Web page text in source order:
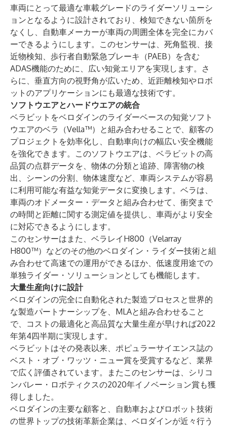
車両にとって最適な車載グレードのライダーソリューシ
ョンとなるように設計されており、検知できない箇所を
なくし、自動車メーカーが車両の周囲全体を完全にカバ
ーできるようにします。このセンサーは、死角監視、接
近物検知、歩行者自動緊急ブレーキ（PAEB）を含む
ADAS機能のために、広い知覚エリアを実現します。さ
らに、垂直方向の視野角が広いため、近距離検知やロボ
ットのアプリケーションにも最適な技術です。
ソフトウエアとハードウエアの統合
ベラビットをベロダインのライダーベースの知覚ソフト
ウエアのベラ（Vella™）と組み合わせることで、顧客の
プロジェクトを効率化し、自動車向けの幅広い安全機能
を強化できます。このソフトウエアは、ベラビットの高
品質の点群データを、物体の分類と追跡、障害物の検
出、シーンの分割、物体速度など、車両システムが容易
に利用可能な有益な知覚データに変換します。ベラは、
車両のオドメーター・データと組み合わせて、衝突まで
の時間と距離に関する測定値を提供し、車両がより安全
に対応できるようにします。
このセンサーはまた、ベラレイH800（Velarray
H800™）などのその他のベロダイン・ライダー技術と組
み合わせて高速での運用ができるほか、低速度用途での
単独ライダー・ソリューションとしても機能します。
大量生産向けに設計
ベロダインの完全に自動化された製造プロセスと世界的
な製造パートナーシップを、MLAと組み合わせること
で、コストの最適化と高品質な大量生産が早ければ2022
年第4四半期に実現します。
ベラビットはその発表以来、ポピュラーサイエンス誌の
ベスト・オブ・ワッツ・ニュー賞を受賞するなど、業界
で広く評価されています。またこのセンサーは、シリコ
ンバレー・ロボティクスの2020年イノベーション賞 も獲
得しました。
ベロダインの主要な顧客と、自動車およびロボット技術
の世界トップの技術革新企業は、ベロダインが近々行う